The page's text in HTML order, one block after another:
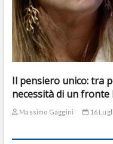
Il pensiero unico: tra
necessità di un fronte
Massimo Gaggini 16